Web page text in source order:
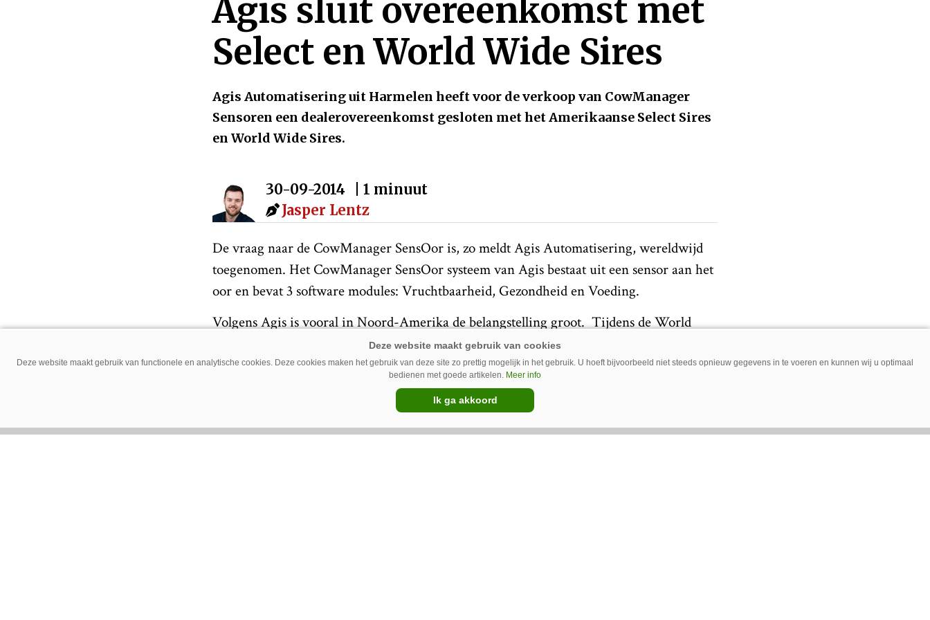
Agis sluit overeenkomst met
Select en World Wide Sires
Agis Automatisering uit Harmelen heeft voor de verkoop van CowManager
Sensoren een dealerovereenkomst gesloten met het Amerikaanse Select Sires
en World Wide Sires.
30-09-2014
| 1 minuut
Jasper Lentz
De vraag naar de CowManager SensOor is, zo meldt Agis Automatisering, wereldwijd
toegenomen. Het CowManager SensOor systeem van Agis bestaat uit een sensor aan het
oor en bevat 3 software modules: Vruchtbaarheid, Gezondheid en Voeding.
Volgens Agis is vooral in Noord-Amerika de belangstelling groot. Tijdens de World
Dairy Expo (van 30 september tot 4 oktober) in het Amerikaanse Madison wordt de
samenwerking wereldkundig gemaakt.
Select Sires is een K.I organisatie in de Verenigde Staten en Canada. Het is een
coöperatie verdeeld over negen ledenorganisaties die allemaal eigen staten onder hun
hoede hebben. World Wide Sires is vertegenwoordigd in zestig landen. Deze dealers
Deze website maakt gebruik van functionele en analytische cookies. Deze cookies maken het gebruik van deze site zo prettig mogelijk in het gebruik. U hoeft bijvoorbeeld niet steeds opnieuw gegevens in te voeren en kunnen wij u optimaal
bedienen met goede artikelen. Meer info
Ik ga akkoord